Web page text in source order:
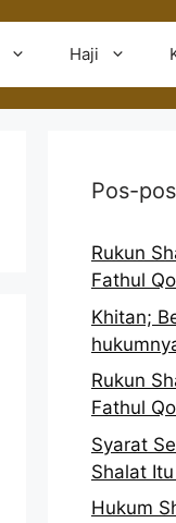
Haji
Pos-
Rukun
Fathul
Khitan;
Rukun
Fathul
Syarat
Shalat
Hukum